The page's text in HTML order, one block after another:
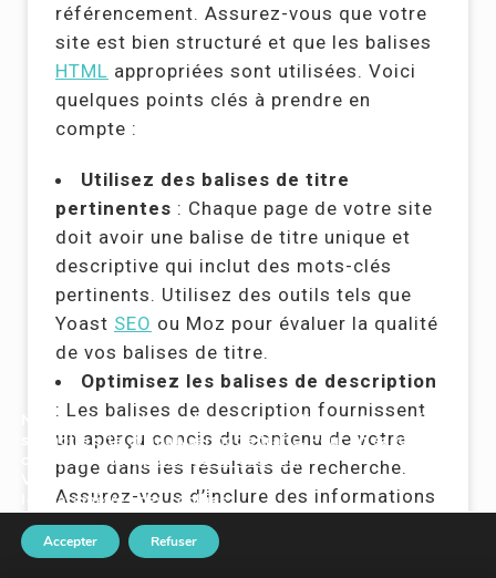
référencement. Assurez-vous que votre
site est bien structuré et que les balises
HTML appropriées sont utilisées. Voici
quelques points clés à prendre en
compte :
Utilisez des balises de titre
pertinentes : Chaque page de votre site
doit avoir une balise de titre unique et
descriptive qui inclut des mots-clés
pertinents. Utilisez des outils tels que
Yoast SEO ou Moz pour évaluer la qualité
de vos balises de titre.
Optimisez les balises de description
: Les balises de description fournissent
un aperçu concis du contenu de votre
page dans les résultats de recherche.
Assurez-vous d’inclure des informations
attrayantes et utilisez des mots-clés
pertinents.
Nous utilisons des cookies pour améliorer votre expérience
sur notre site et analyser notre trafic. Pour en savoir plus,
consultez notrepolitique de cookies.
Vous pouvez modifier vos préférences à tout moment dans
les paramètres des cookies.
Accepter Refuser